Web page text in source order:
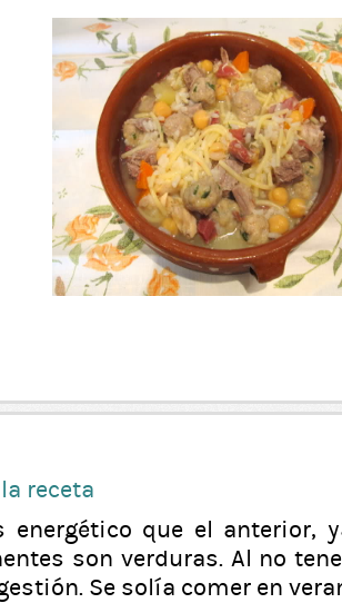
receta
energético que el anterior,
son verduras. Al no
Se solía comer en